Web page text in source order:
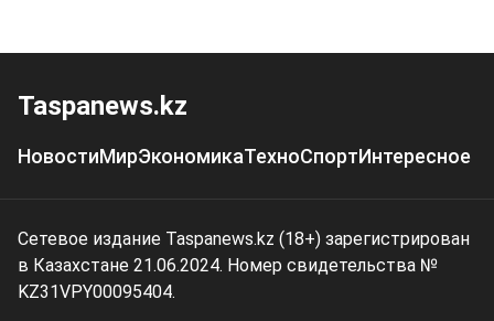
Taspanews.kz
НовостиМирЭкономикаТехноСпортИнтересное
Сетевое издание Taspanews.kz (18+) зарегистрирован
в Казахстане 21.06.2024. Номер свидетельства №
KZ31VPY00095404.